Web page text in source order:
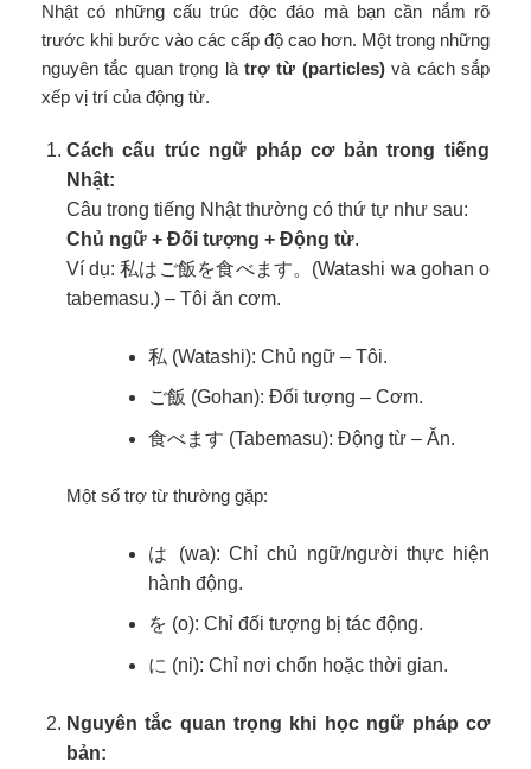
Nhật có những cấu trúc độc đáo mà bạn cần nắm rõ
trước khi bước vào các cấp độ cao hơn. Một trong những
nguyên tắc quan trọng là trợ từ (particles)và cách sắp
xếp vị trí của động từ.
Cách cấu trúc ngữ pháp cơ bản trong tiếng
Nhật:
Câu trong tiếng Nhật thường có thứ tự như sau:
Chủ ngữ + Đối tượng + Động từ.
Ví dụ: 私はご飯を食べます。(Watashi wa gohan o
tabemasu.) – Tôi ăn cơm.
私 (Watashi): Chủ ngữ – Tôi.
ご飯 (Gohan): Đối tượng – Cơm.
食べます (Tabemasu): Động từ – Ăn.
Một số trợ từ thường gặp:
は (wa): Chỉ chủ ngữ/người thực hiện
hành động.
を (o): Chỉ đối tượng bị tác động.
に (ni): Chỉ nơi chốn hoặc thời gian.
Nguyên tắc quan trọng khi học ngữ pháp cơ
bản: